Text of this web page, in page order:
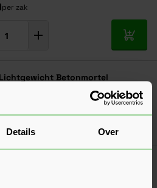
Details Over
per zak
In
Betonmortel